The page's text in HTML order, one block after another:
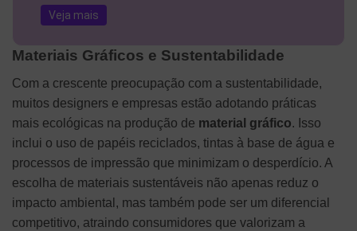
Veja mais
Materiais Gráficos e Sustentabilidade
Com a crescente preocupação com a sustentabilidade,
muitos designers e empresas estão adotando práticas
mais ecológicas na produção de material gráfico. Isso
inclui o uso de papéis reciclados, tintas à base de água e
processos de impressão que minimizam o desperdício. A
escolha de materiais sustentáveis não apenas reduz o
impacto ambiental, mas também pode ser um diferencial
competitivo, atraindo consumidores que valorizam a